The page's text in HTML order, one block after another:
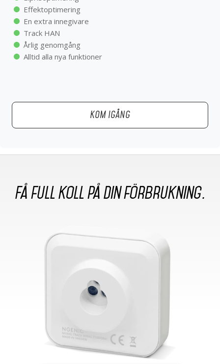
Effektoptimering
En extra innegivare
Track HAN
Årlig genomgång
Alltid alla nya funktioner
KOM IGÅNG
Få full koll på din förbrukning.